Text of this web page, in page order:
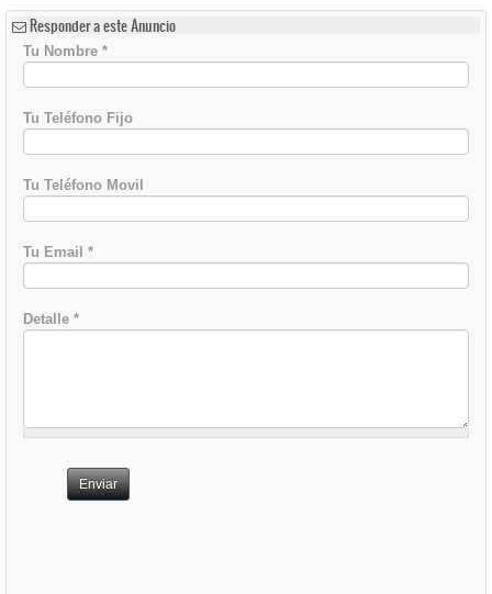
Responder a este Anuncio
Tu Nombre *
Tu Teléfono Fijo
Tu Teléfono Movil
Tu Email *
Detalle *
Enviar